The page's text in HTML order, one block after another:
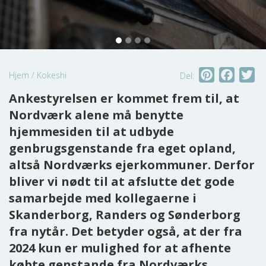
Hjem / Kokeshi Del: Pinterest
Ankestyrelsen er kommet frem til, at
Nordværk alene må benytte
hjemmesiden til at udbyde
genbrugsgenstande fra eget opland,
altså Nordværks ejerkommuner. Derfor
bliver vi nødt til at afslutte det gode
samarbejde med kollegaerne i
Skanderborg, Randers og Sønderborg
fra nytår. Det betyder også, at der fra
2024 kun er mulighed for at afhente